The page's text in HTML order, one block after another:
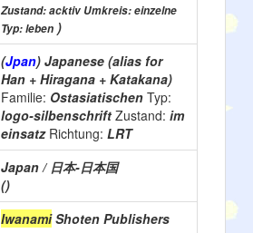
Zustand: acktiv Umkreis: einzelne
Typ: leben )
(Jpan) Japanese (alias for
Han + Hiragana + Katakana)
Familie: Ostasiatischen Typ:
logo-silbenschrift Zustand: im
einsatz Richtung: LRT
Japan / 日本-日本国
()
IwanamiShoten Publishers